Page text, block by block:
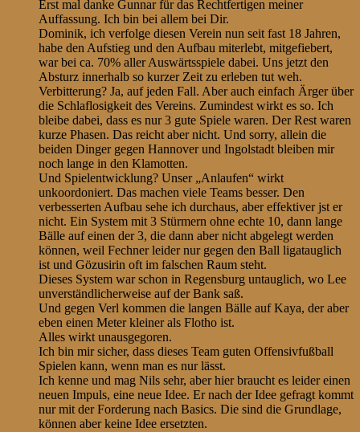
Erst mal danke Gunnar für das Rechtfertigen meiner
Auffassung. Ich bin bei allem bei Dir.
Dominik, ich verfolge diesen Verein nun seit fast 18 Jahren,
habe den Aufstieg und den Aufbau miterlebt, mitgefiebert,
war bei ca. 70% aller Auswärtsspiele dabei. Uns jetzt den
Absturz innerhalb so kurzer Zeit zu erleben tut weh.
Verbitterung? Ja, auf jeden Fall. Aber auch einfach Ärger über
die Schlaflosigkeit des Vereins. Zumindest wirkt es so. Ich
bleibe dabei, dass es nur 3 gute Spiele waren. Der Rest waren
kurze Phasen. Das reicht aber nicht. Und sorry, allein die
beiden Dinger gegen Hannover und Ingolstadt bleiben mir
noch lange in den Klamotten.
Und Spielentwicklung? Unser „Anlaufen“ wirkt
unkoordoniert. Das machen viele Teams besser. Den
verbesserten Aufbau sehe ich durchaus, aber effektiver jst er
nicht. Ein System mit 3 Stürmern ohne echte 10, dann lange
Bälle auf einen der 3, die dann aber nicht abgelegt werden
können, weil Fechner leider nur gegen den Ball ligatauglich
ist und Gözusirin oft im falschen Raum steht.
Dieses System war schon in Regensburg untauglich, wo Lee
unverständlicherweise auf der Bank saß.
Und gegen Verl kommen die langen Bälle auf Kaya, der aber
eben einen Meter kleiner als Flotho ist.
Alles wirkt unausgegoren.
Ich bin mir sicher, dass dieses Team guten Offensivfußball
Spielen kann, wenn man es nur lässt.
Ich kenne und mag Nils sehr, aber hier braucht es leider einen
neuen Impuls, eine neue Idee. Er nach der Idee gefragt kommt
nur mit der Forderung nach Basics. Die sind die Grundlage,
können aber keine Idee ersetzten.